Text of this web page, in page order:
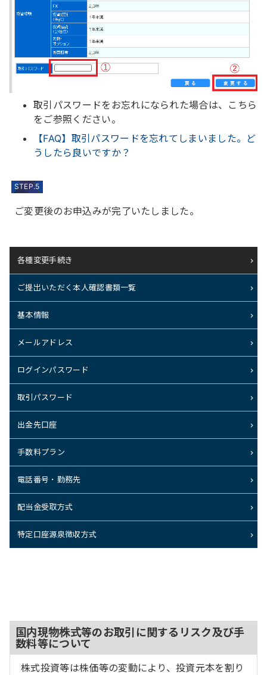
取引パスワードをお忘れになられた場合は、こちら
をご参照ください。
【FAQ】取引パスワードを忘れてしまいました。ど
うしたら良いですか？
STEP.5
ご変更後のお申込みが完了いたしました。
各種変更手続き
ご提出いただく本人確認書類一覧
基本情報
メールアドレス
ログインパスワード
取引パスワード
出金先口座
手数料プラン
電話番号・勤務先
配当金受取方式
特定口座源泉徴収方式
国内現物株式等のお取引に関するリスク及び手
数料等について
株式投資等は株価等の変動により、投資元本を割り